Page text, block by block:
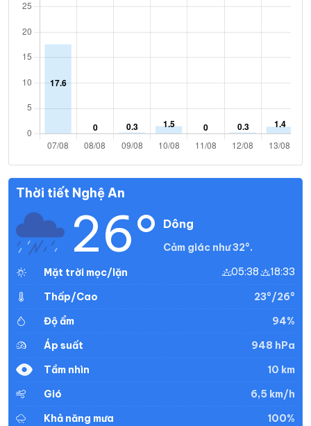
Thời tiết Nghệ An
26° Dông
Cảm giác như 32°.
Mặt trời mọc/lặn
05:38 18:33
Thấp/Cao
23°/26°
Độ ẩm
94%
Áp suất
948 hPa
Tầm nhìn
10 km
Gió
6,5 km/h
Khả năng mưa
100%